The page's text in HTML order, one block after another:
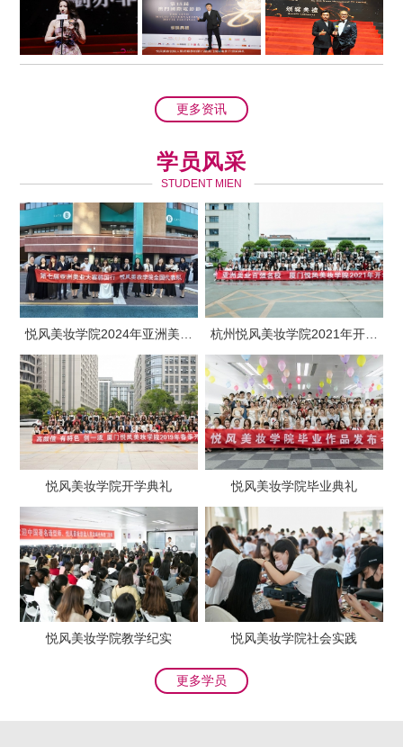
更多资讯
学员风采
STUDENT MIEN
悦风美妆学院2024年亚洲美业
杭州悦风美妆学院2021年开学
悦风美妆学院开学典礼 悦风美妆学院毕业典礼
悦风美妆学院教学纪实 悦风美妆学院社会实践
更多学员